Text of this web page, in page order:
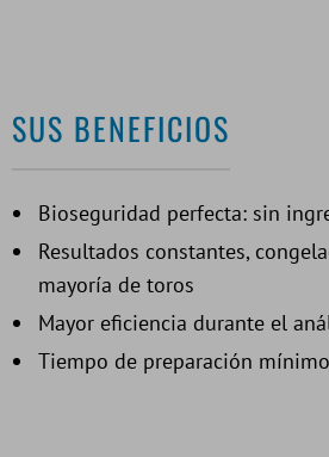
SUS BENEFICIOS
Bioseguridad perfecta: sin
Resultados constantes,
mayoría de toros
Mayor eficiencia durante el
Tiempo de preparación mínimo